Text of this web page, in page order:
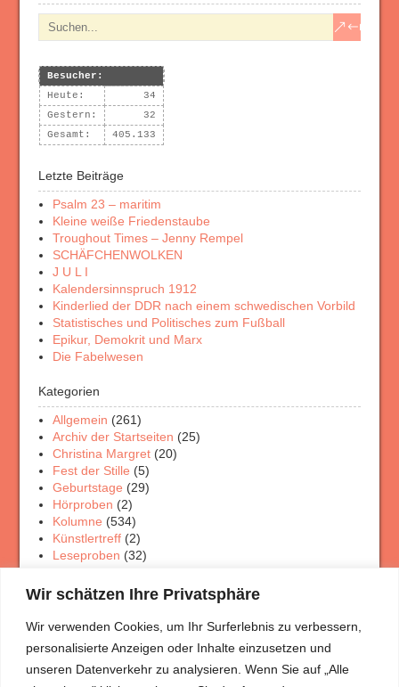
Wir schätzen Ihre Privatsphäre
Wir verwenden Cookies, um Ihr Surferlebnis zu verbessern,
personalisierte Anzeigen oder Inhalte einzusetzen und
unseren Datenverkehr zu analysieren. Wenn Sie auf „Alle
Besucher:
Heute:
34
Gestern:
32
Gesamt:
405.133
Letzte Beiträge
Psalm 23 – maritim
Kleine weiße Friedenstaube
Troughout Times – Jenny Rempel
SCHÄFCHENWOLKEN
J U L I
Kalendersinnspruch 1912
Kinderlied der DDR nach einem schwedischen Vorbild
Statistisches und Politisches zum Fußball
Epikur, Demokrit und Marx
Die Fabelwesen
Kategorien
Allgemein (261)
Archiv der Startseiten (25)
Christina Margret(20)
Fest der Stille (5)
Geburtstage (29)
Hörproben (2)
Kolumne (534)
Künstlertreff(2)
Leseproben (32)
Porträt Rätsel (12)
Theaterschaffen(3)
Wanderungen(5)